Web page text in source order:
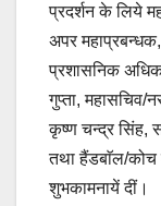
प्रदर्शन के लिये
अपर महाप्रबन्धक,
प्रशासनिक
गुप्ता, महासचिव/
कृष्ण चन्द्र सिंह,
तथा हैंडबाॅल/कोच
शुभकामनायें दीं।